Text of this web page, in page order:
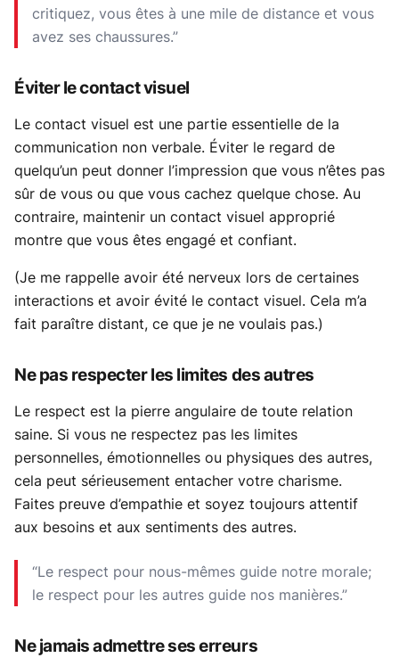
critiquez, vous êtes à une mile de distance et vous
avez ses chaussures.”
Éviter le contact visuel
Le contact visuel est une partie essentielle de la
communication non verbale. Éviter le regard de
quelqu’un peut donner l’impression que vous n’êtes pas
sûr de vous ou que vous cachez quelque chose. Au
contraire, maintenir un contact visuel approprié
montre que vous êtes engagé et confiant.
(Je me rappelle avoir été nerveux lors de certaines
interactions et avoir évité le contact visuel. Cela m’a
fait paraître distant, ce que je ne voulais pas.)
Ne pas respecter les limites des autres
Le respect est la pierre angulaire de toute relation
saine. Si vous ne respectez pas les limites
personnelles, émotionnelles ou physiques des autres,
cela peut sérieusement entacher votre charisme.
Faites preuve d’empathie et soyez toujours attentif
aux besoins et aux sentiments des autres.
“Le respect pour nous-mêmes guide notre morale;
le respect pour les autres guide nos manières.”
Ne jamais admettre ses erreurs